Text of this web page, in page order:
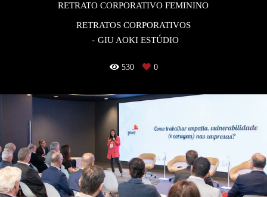
RETRATO CORPORATIVO FEMININO
RETRATOS CORPORATIVOS
GIU AOKI ESTÚDIO
530 0